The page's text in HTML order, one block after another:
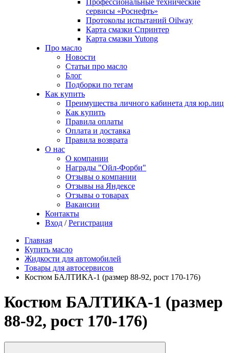
Профессиональные технические
сервисы «Роснефть»
Протоколы испытаний Oilway
Карта смазки Спринтер
Карта смазки Yutong
Про масло
Новости
Статьи про масло
Блог
Подборки по тегам
Как купить
Преимущества личного кабинета для юр.лиц
Как купить
Правила оплаты
Оплата и доставка
Правила возврата
О нас
О компании
Награды "Ойл-Форби"
Отзывы о компании
Отзывы на Яндексе
Отзывы о товарах
Вакансии
Контакты
Вход / Регистрация
Главная
Купить масло
Жидкости для автомобилей
Товары для автосервисов
Костюм БАЛТИКА-1 (размер 88-92, рост 170-176)
Костюм БАЛТИКА-1 (размер
88-92, рост 170-176)